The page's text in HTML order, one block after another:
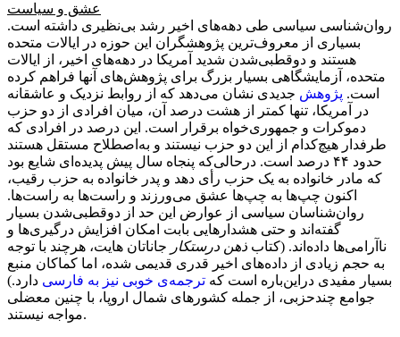
عشق و سیاست
روان‌شناسی سیاسی طی دهه‌های اخیر رشد بی‌نظیری داشته است.
بسیاری از معروف‌ترین پژوهشگران این حوزه در ایالات متحده
هستند و دوقطبی‌شدن شدید آمریکا در دهه‌های اخیر، از ایالات
متحده، آزمایشگاهی بسیار بزرگ برای پژوهش‌های آنها فراهم کرده
است. پژوهش جدیدی نشان می‌دهد که از روابط نزدیک و عاشقانه
در آمریکا، تنها کمتر از هشت درصد آن، میان افرادی از دو حزب
دموکرات و جمهوری‌خواه برقرار است. این درصد در افرادی که
طرفدار هیچ‌کدام از این دو حزب نیستند و به‌اصطلاح مستقل هستند
حدود ۴۴ درصد است. درحالی‌که پنجاه سال پیش پدیده‌ای شایع بود
که مادر خانواده به یک حزب رأی دهد و پدر خانواده به حزب رقیب،
اکنون چپ‌ها به چپ‌ها عشق می‌ورزند و راست‌ها به راست‌ها.
روان‌شناسان سیاسی از عوارض این حد از دوقطبی‌شدن بسیار
گفته‌اند و حتی هشدارهایی بابت امکان افزایش درگیری‌ها و
ناآرامی‌ها داده‌اند. (کتاب ذهن درستکار جاناتان هایت، هرچند با توجه
به حجم زیادی از داده‌های اخیر قدری قدیمی شده، اما کماکان منبع
بسیار مفیدی دراین‌باره است که ترجمه‌ی خوبی نیز به فارسی دارد.)
جوامع چندحزبی، از جمله کشورهای شمال اروپا، با چنین معضلی
مواجه نیستند.